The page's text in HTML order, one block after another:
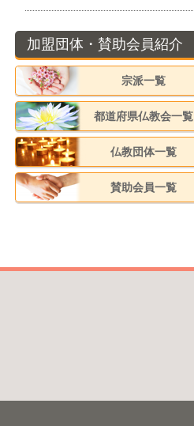
加盟団体・賛助会員紹介
宗派一覧
都道府県仏教会一覧
仏教団体一覧
賛助会員一覧